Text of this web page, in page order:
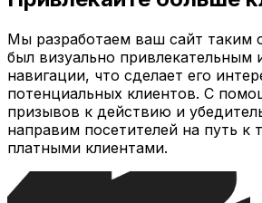
Мы разработаем ваш сайт таким
был визуально привлекательным
навигации, что сделает его
потенциальных клиентов. С
призывов к действию и
направим посетителей на путь к
платными клиентами.